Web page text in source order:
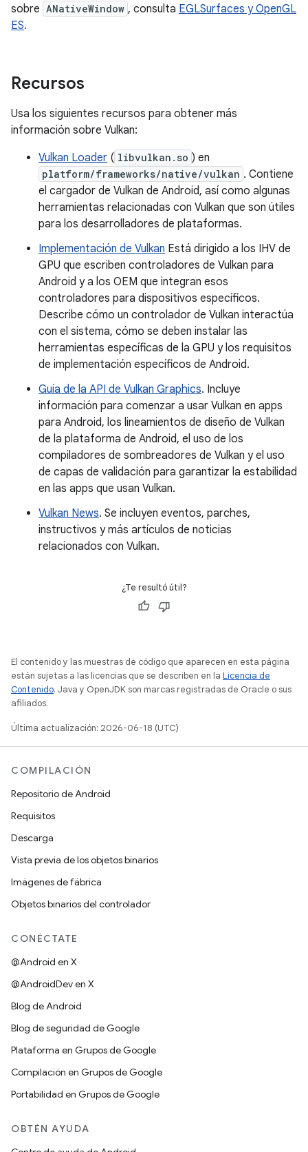
sobre ANativeWindow , consulta EGLSurfaces y OpenGL
ES.
Recursos
Usa los siguientes recursos para obtener más
información sobre Vulkan:
Vulkan Loader ( libvulkan.so ) en
platform/frameworks/native/vulkan . Contiene
el cargador de Vulkan de Android, así como algunas
herramientas relacionadas con Vulkan que son útiles
para los desarrolladores de plataformas.
Implementación de Vulkan Está dirigido a los IHV de
GPU que escriben controladores de Vulkan para
Android y a los OEM que integran esos
controladores para dispositivos específicos.
Describe cómo un controlador de Vulkan interactúa
con el sistema, cómo se deben instalar las
herramientas específicas de la GPU y los requisitos
de implementación específicos de Android.
Guía de la API de Vulkan Graphics. Incluye
información para comenzar a usar Vulkan en apps
para Android, los lineamientos de diseño de Vulkan
de la plataforma de Android, el uso de los
compiladores de sombreadores de Vulkan y el uso
de capas de validación para garantizar la estabilidad
en las apps que usan Vulkan.
Vulkan News. Se incluyen eventos, parches,
instructivos y más artículos de noticias
relacionados con Vulkan.
¿Te resultó útil?
El contenido y las muestras de código que aparecen en esta página
están sujetas a las licencias que se describen en la Licencia de
Contenido. Java y OpenJDK son marcas registradas de Oracle o sus
afiliados.
Última actualización: 2026-06-18 (UTC)
COMPILACIÓN
Repositorio de Android
Requisitos
Descarga
Vista previa de los objetos binarios
Imágenes de fábrica
Objetos binarios del controlador
CONÉCTATE
@Android en X
@AndroidDev en X
Blog de Android
Blog de seguridad de Google
Plataforma en Grupos de Google
Compilación en Grupos de Google
Portabilidad en Grupos de Google
OBTÉN AYUDA